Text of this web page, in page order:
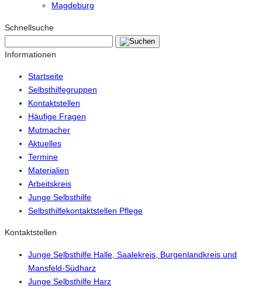
Magdeburg
Schnellsuche
Informationen
Startseite
Selbsthilfegruppen
Kontaktstellen
Häufige Fragen
Mutmacher
Aktuelles
Termine
Materialien
Arbeitskreis
Junge Selbsthilfe
Selbsthilfekontaktstellen Pflege
Kontaktstellen
Junge Selbsthilfe Halle, Saalekreis, Burgenlandkreis und
Mansfeld-Südharz
Junge Selbsthilfe Harz